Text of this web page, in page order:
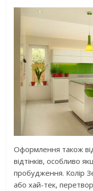
Оформлення також
відтінків, особливо
пробудження. Колір
або хай-тек,